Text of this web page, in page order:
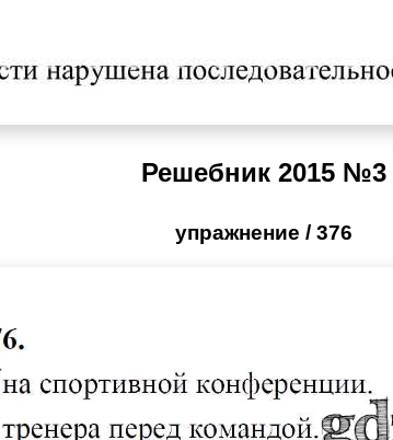
Решебник 2015 №3
упражнение / 376